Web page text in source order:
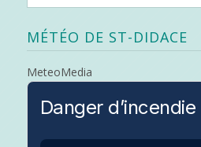
MÉTÉO DE ST-DIDACE
MeteoMedia
Danger d’incendie